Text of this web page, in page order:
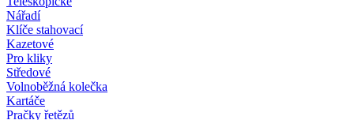
Nářadí
Klíče stahovací
Kazetové
Pro kliky
Středové
Volnoběžná kolečka
Kartáče
Pračky řetězů